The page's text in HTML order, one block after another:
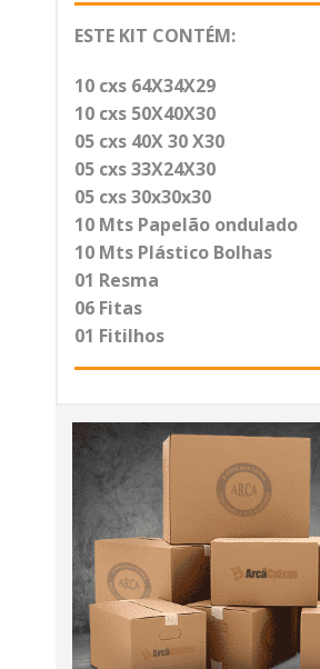
ESTE KIT CONTÉM:
10 cxs 64X34X29
10 cxs 50X40X30
05 cxs 40X 30 X30
05 cxs 33X24X30
05 cxs 30x30x30
10 Mts Papelão ondulado
10 Mts Plástico Bolhas
01 Resma
06 Fitas
01 Fitilhos